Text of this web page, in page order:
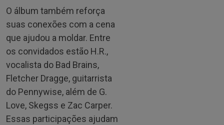
O álbum também reforça
suas conexões com a cena
que ajudou a moldar. Entre
os convidados estão H.R.,
vocalista do Bad Brains,
Fletcher Dragge, guitarrista
do Pennywise, além de G.
Love, Skegss e Zac Carper.
Essas participações ajudam